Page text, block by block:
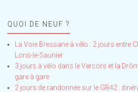
QUOI DE NEUF ?
La Voie Bressane à vélo : 2 jours entre
Lons-le-Saunier
3 jours à vélo dans le Vercors et la
gare à gare
2 jours de randonnée sur le GR42 :